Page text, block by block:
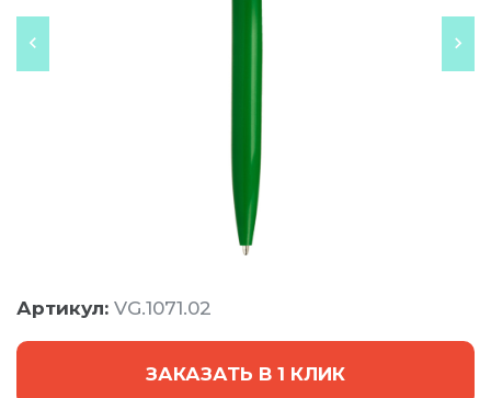
Артикул: VG.1071.02
ЗАКАЗАТЬ В 1 КЛИК